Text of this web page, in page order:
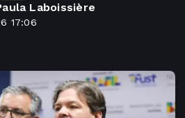
Laboissière
17:06